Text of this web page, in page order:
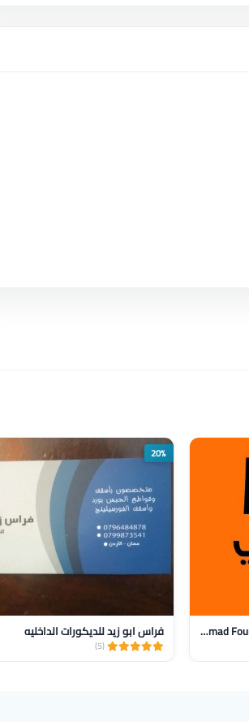
مؤسسة أحمد الكيلاني - AlKilani Ahmad Foundation
20%
فراس ابو زيد للديكورات الداخليه
(5)